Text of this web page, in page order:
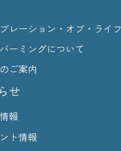
レーション・オブ・ライフ
ーミングについて
ご案内
せ
報
ト情報